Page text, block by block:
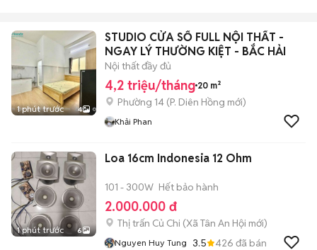
1 phút trước 4
STUDIO CỬA SỔ FULL NỘI THẤT -
NGAY LÝ THƯỜNG KIỆT - BẮC HẢI
Nội thất đầy đủ
4,2 triệu/tháng 20 m²
Phường 14 (P. Diên Hồng mới)
Khải Phan
1 phút trước 6
Loa 16cm Indonesia 12 Ohm
101 - 300W Hết bảo hành
2.000.000 đ
Thị trấn Củ Chi (Xã Tân An Hội mới)
Nguyen Huy Tung 3.5 426 đã bán